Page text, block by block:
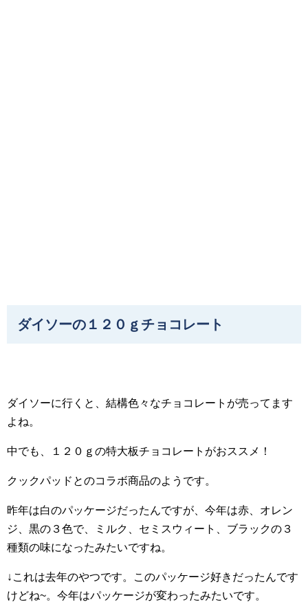
ダイソーの１２０ｇチョコレート
ダイソーに行くと、結構色々なチョコレートが売ってます
よね。
中でも、１２０ｇの特大板チョコレートがおススメ！
クックパッドとのコラボ商品のようです。
昨年は白のパッケージだったんですが、今年は赤、オレン
ジ、黒の３色で、ミルク、セミスウィート、ブラックの３
種類の味になったみたいですね。
↓これは去年のやつです。このパッケージ好きだったんです
けどね~。今年はパッケージが変わったみたいです。